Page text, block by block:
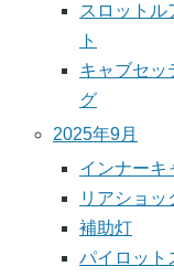
スロットル
ト
キャブセッ
グ
2025年9月
インナーキ
リアショッ
補助灯
パイロット